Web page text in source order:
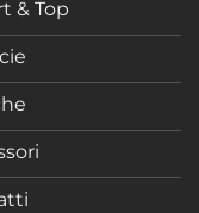
& Top